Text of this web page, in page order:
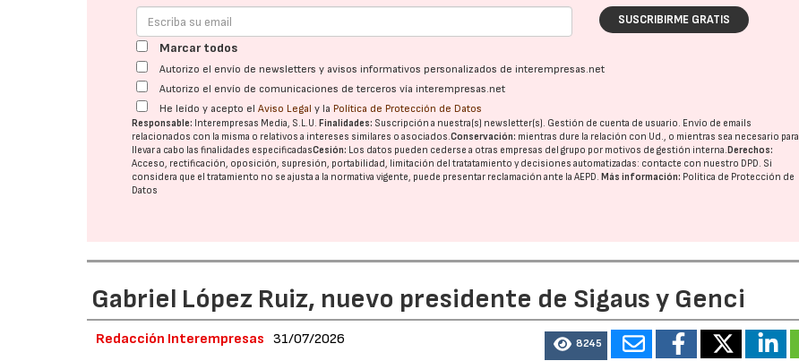
SUSCRIBIRME GRATIS
Marcar todos
Autorizo el envío de newsletters y avisos informativos personalizados de interempresas.net
Autorizo el envío de comunicaciones de terceros vía interempresas.net
He leído y acepto elAviso Legal y la Política de Protección de Datos
Responsable: Interempresas Media, S.L.U. Finalidades: Suscripción a nuestra(s) newsletter(s). Gestión de cuenta de usuario. Envío de emails
relacionados con la misma o relativos a intereses similares o asociados.Conservación: mientras dure la relación con Ud., o mientras sea necesario para
llevar a cabo las finalidades especificadasCesión: Los datos pueden cederse a otras empresas del grupo por motivos de gestión interna. Derechos:
Acceso, rectificación, oposición, supresión, portabilidad, limitación del tratatamiento y decisiones automatizadas: contacte con nuestro DPD. Si
considera que el tratamiento no se ajusta a la normativa vigente, puede presentar reclamación ante laAEPD. Más información: Política de Protección de
Datos
Gabriel López Ruiz, nuevo presidente de Sigaus y Genci
Redacción Interempresas 31/07/2026 8245